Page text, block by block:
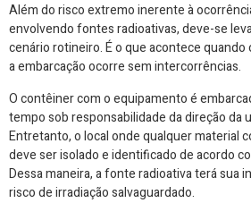
Além do risco extremo inerente à
envolvendo fontes radioativas, deve-se
cenário rotineiro. É o que acontece quando
a embarcação ocorre sem intercorrências.
O contêiner com o equipamento é
tempo sob responsabilidade da direção da
Entretanto, o local onde qualquer material
deve ser isolado e identificado de acordo
Dessa maneira, a fonte radioativa terá sua
risco de irradiação salvaguardado.